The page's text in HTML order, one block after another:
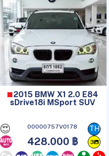
2015 BMW X1 2.0 E84
sDrive18i MSport SUV
😍 00000757V0178
428.000 ฿
TH
3